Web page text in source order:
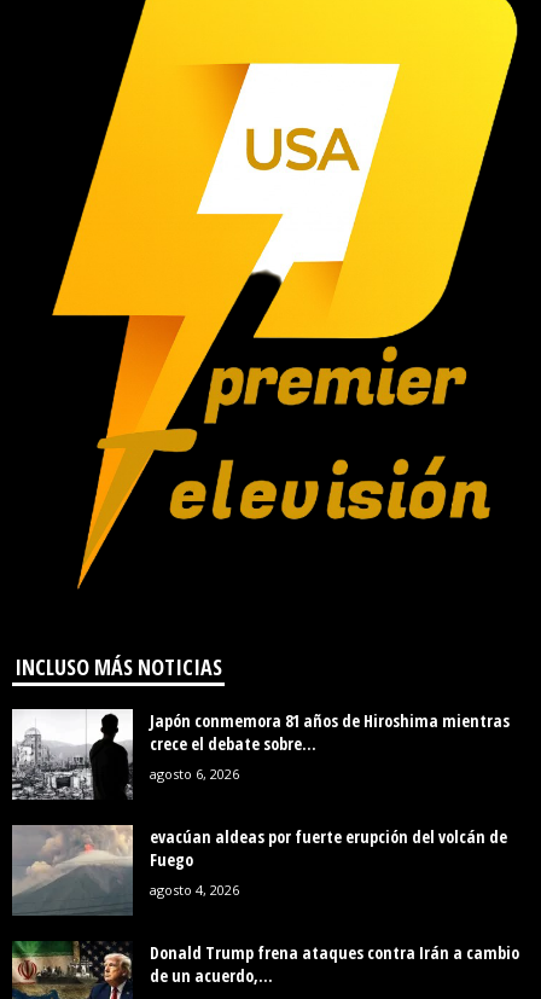
INCLUSO MÁS NOTICIAS
Japón conmemora 81 años de Hiroshima mientras
crece el debate sobre...
agosto 6, 2026
evacúan aldeas por fuerte erupción del volcán de
Fuego
agosto 4, 2026
Donald Trump frena ataques contra Irán a cambio
de un acuerdo,...